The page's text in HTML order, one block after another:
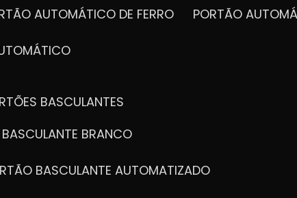
AUTOMÁTICO DE FERRO PORTÃO
BASCULANTES
BASCULANTE BRANCO
BASCULANTE AUTOMATIZADO